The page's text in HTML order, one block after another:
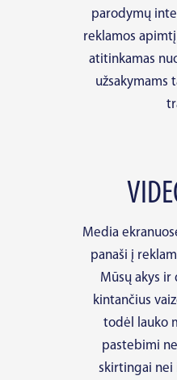
parodymų
reklamos
atitinkamas
užsakymams
Media
panaši į
Mūsų akys
kintančius
todėl lauko
pastebimi
skirtingai nei